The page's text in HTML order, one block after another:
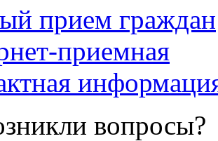
прием граждан
приемная
вопросы?